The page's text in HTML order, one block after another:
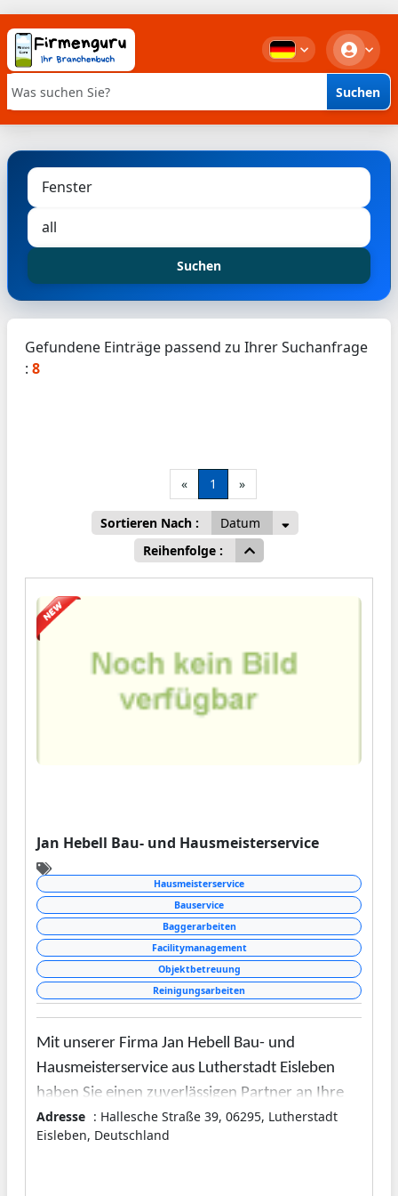
Stichwortsuche Suchen
Suchen
Gefundene Einträge passend zu Ihrer Suchanfrage
: 8
« 1 »
Sortieren Nach :
Datum
Reihenfolge :
Jan Hebell Bau- und Hausmeisterservice
Hausmeisterservice
Bauservice
Baggerarbeiten
Facilitymanagement
Objektbetreuung
Reinigungsarbeiten
Mit unserer Firma Jan Hebell Bau- und
Hausmeisterservice aus Lutherstadt Eisleben
haben Sie einen zuverlässigen Partner an Ihre
Seite, der sich um professionelles Facility
Management und diverse Bauarbeiten
Adresse : Hallesche Straße 39, 06295, Lutherstadt
Eisleben, Deutschland